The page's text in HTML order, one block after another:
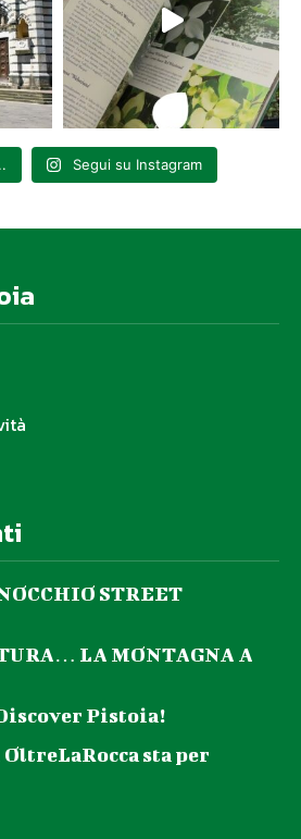
Segui su Instagram
STREET
LA MONTAGNA A
Pistoia!
sta per